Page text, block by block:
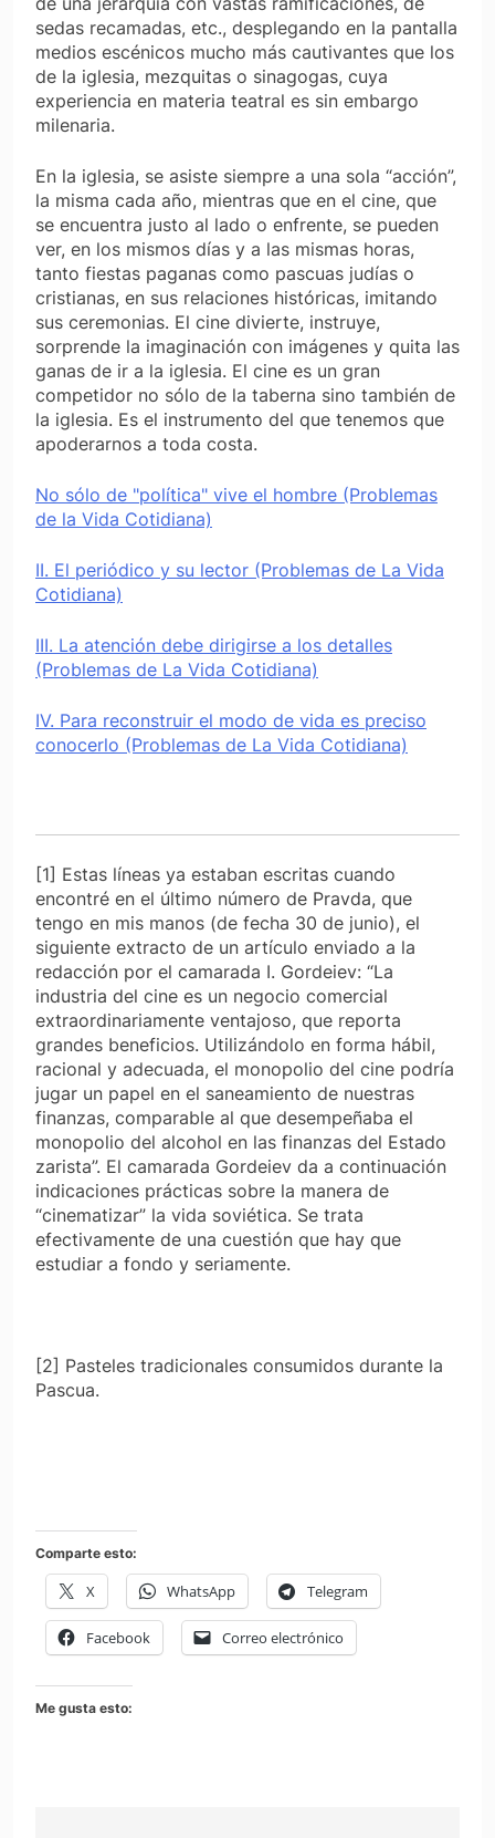
sedas recamadas, etc., desplegando en la pantalla
medios escénicos mucho más cautivantes que los
de la iglesia, mezquitas o sinagogas, cuya
experiencia en materia teatral es sin embargo
milenaria.
En la iglesia, se asiste siempre a una sola “acción”,
la misma cada año, mientras que en el cine, que
se encuentra justo al lado o enfrente, se pueden
ver, en los mismos días y a las mismas horas,
tanto fiestas paganas como pascuas judías o
cristianas, en sus relaciones históricas, imitando
sus ceremonias. El cine divierte, instruye,
sorprende la imaginación con imágenes y quita las
ganas de ir a la iglesia. El cine es un gran
competidor no sólo de la taberna sino también de
la iglesia. Es el instrumento del que tenemos que
apoderarnos a toda costa.
No sólo de "política" vive el hombre (Problemas
de la Vida Cotidiana)
II. El periódico y su lector (Problemas de La Vida
Cotidiana)
III. La atención debe dirigirse a los detalles
(Problemas de La Vida Cotidiana)
IV. Para reconstruir el modo de vida es preciso
conocerlo (Problemas de La Vida Cotidiana)
[1] Estas líneas ya estaban escritas cuando
encontré en el último número de Pravda, que
tengo en mis manos (de fecha 30 de junio), el
siguiente extracto de un artículo enviado a la
redacción por el camarada I. Gordeiev: “La
industria del cine es un negocio comercial
extraordinariamente ventajoso, que reporta
grandes beneficios. Utilizándolo en forma hábil,
racional y adecuada, el monopolio del cine podría
jugar un papel en el saneamiento de nuestras
finanzas, comparable al que desempeñaba el
monopolio del alcohol en las finanzas del Estado
zarista”. El camarada Gordeiev da a continuación
indicaciones prácticas sobre la manera de
“cinematizar” la vida soviética. Se trata
efectivamente de una cuestión que hay que
estudiar a fondo y seriamente.
[2] Pasteles tradicionales consumidos durante la
Pascua.
Comparte esto:
X WhatsApp Telegram
Facebook Correo electrónico
Me gusta esto: